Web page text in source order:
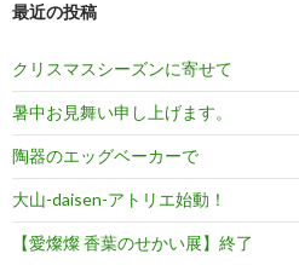
最近の投稿
クリスマスシーズンに寄せて
暑中お見舞い申し上げます。
陶器のエッグベーカーで
大山-daisen-アトリエ始動！
【愛燦燦 香葉のせかい展】終了